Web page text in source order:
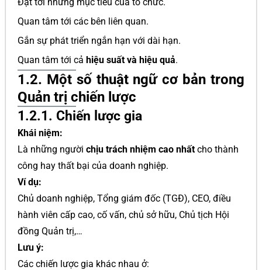
Quan tâm tới các bên liên quan.
Gắn sự phát triển ngắn hạn với dài hạn.
Quan tâm tới cả hiệu suất và hiệu quả.
1.2. Một số thuật ngữ cơ bản trong
Quản trị chiến lược
1.2.1. Chiến lược gia
Khái niệm:
Là những người chịu trách nhiệm cao nhất cho thành
công hay thất bại của doanh nghiệp.
Ví dụ:
Chủ doanh nghiệp, Tổng giám đốc (TGĐ), CEO, điều
hành viên cấp cao, cố vấn, chủ sở hữu, Chủ tịch Hội
đồng Quản trị,…
Lưu ý:
Các chiến lược gia khác nhau ở: